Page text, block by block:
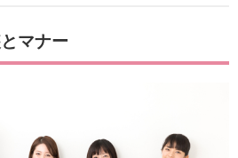
マナー